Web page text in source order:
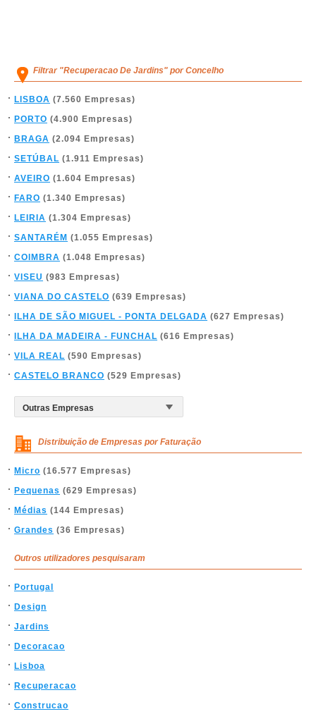
Filtrar "Recuperacao De Jardins" por Concelho
LISBOA (7.560 Empresas)
PORTO (4.900 Empresas)
BRAGA (2.094 Empresas)
SETÚBAL (1.911 Empresas)
AVEIRO (1.604 Empresas)
FARO (1.340 Empresas)
LEIRIA (1.304 Empresas)
SANTARÉM (1.055 Empresas)
COIMBRA (1.048 Empresas)
VISEU (983 Empresas)
VIANA DO CASTELO (639 Empresas)
ILHA DE SÃO MIGUEL - PONTA DELGADA (627 Empresas)
ILHA DA MADEIRA - FUNCHAL (616 Empresas)
VILA REAL (590 Empresas)
CASTELO BRANCO (529 Empresas)
Distribuição de Empresas por Faturação
Micro (16.577 Empresas)
Pequenas (629 Empresas)
Médias (144 Empresas)
Grandes (36 Empresas)
Outros utilizadores pesquisaram
Portugal
Design
Jardins
Decoracao
Lisboa
Recuperacao
Construcao